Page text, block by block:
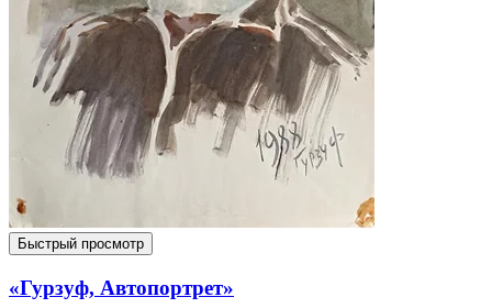
Быстрый просмотр
«Гурзуф, Автопортрет»